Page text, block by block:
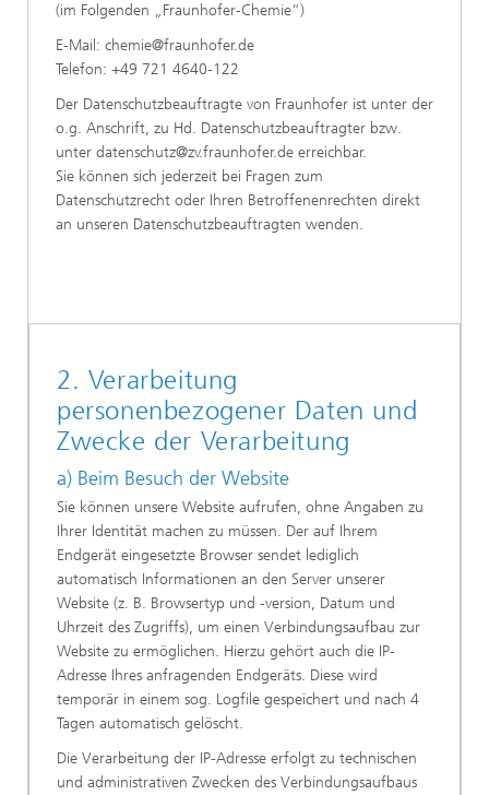
(im Folgenden „Fraunhofer-Chemie“)
E-Mail: chemie@fraunhofer.de
Telefon: +49 721 4640-122
Der Datenschutzbeauftragte von Fraunhofer ist unter der
o.g. Anschrift, zu Hd. Datenschutzbeauftragter bzw.
unter datenschutz@zv.fraunhofer.de erreichbar.
Sie können sich jederzeit bei Fragen zum
Datenschutzrecht oder Ihren Betroffenenrechten direkt
an unseren Datenschutzbeauftragten wenden.
2. Verarbeitung
personenbezogener Daten und
Zwecke der Verarbeitung
a) Beim Besuch der Website
Sie können unsere Website aufrufen, ohne Angaben zu
Ihrer Identität machen zu müssen. Der auf Ihrem
Endgerät eingesetzte Browser sendet lediglich
automatisch Informationen an den Server unserer
Website (z. B. Browsertyp und -version, Datum und
Uhrzeit des Zugriffs), um einen Verbindungsaufbau zur
Website zu ermöglichen. Hierzu gehört auch die IP-
Adresse Ihres anfragenden Endgeräts. Diese wird
temporär in einem sog. Logfile gespeichert und nach 4
Tagen automatisch gelöscht.
Die Verarbeitung der IP-Adresse erfolgt zu technischen
und administrativen Zwecken des Verbindungsaufbaus